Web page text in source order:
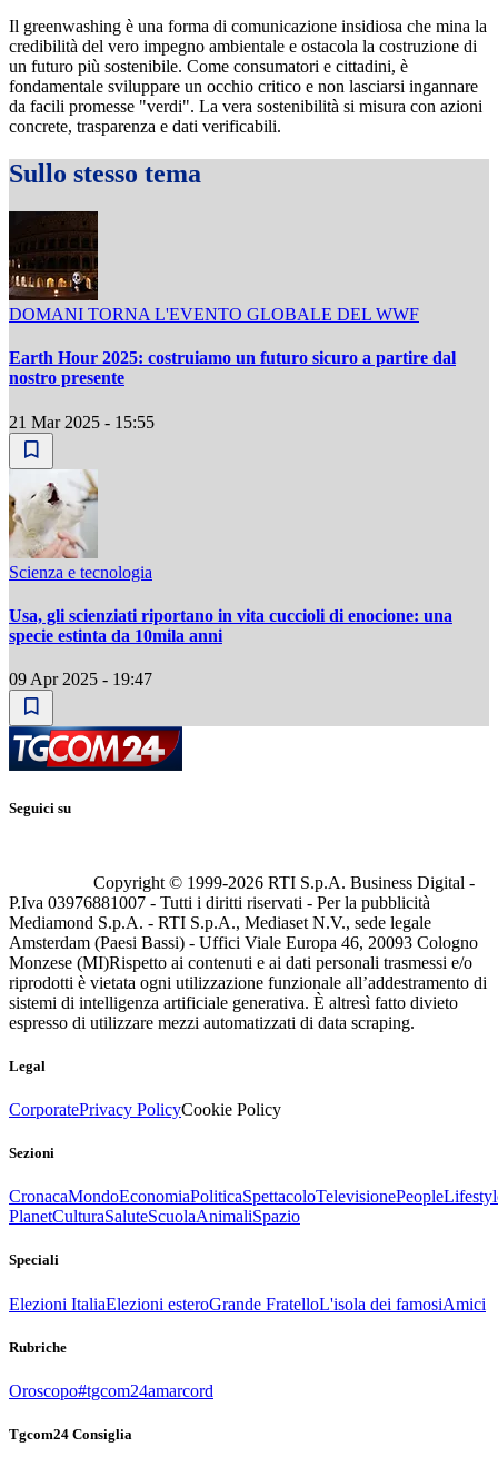
Il greenwashing è una forma di comunicazione insidiosa che mina la
credibilità del vero impegno ambientale e ostacola la costruzione di
un futuro più sostenibile. Come consumatori e cittadini, è
fondamentale sviluppare un occhio critico e non lasciarsi ingannare
da facili promesse "verdi". La vera sostenibilità si misura con azioni
concrete, trasparenza e dati verificabili.
Sullo stesso tema
DOMANI TORNA L'EVENTO GLOBALE DEL WWF
Earth Hour 2025: costruiamo un futuro sicuro a partire dal
nostro presente
21 Mar 2025 - 15:55
Scienza e tecnologia
Usa, gli scienziati riportano in vita cuccioli di enocione: una
specie estinta da 10mila anni
09 Apr 2025 - 19:47
Seguici su
Copyright © 1999-2026 RTI S.p.A. Business Digital -
P.Iva 03976881007 - Tutti i diritti riservati - Per la pubblicità
Mediamond S.p.A. - RTI S.p.A., Mediaset N.V., sede legale
Amsterdam (Paesi Bassi) - Uffici Viale Europa 46, 20093 Cologno
Monzese (MI)Rispetto ai contenuti e ai dati personali trasmessi e/o
riprodotti è vietata ogni utilizzazione funzionale all’addestramento di
sistemi di intelligenza artificiale generativa. È altresì fatto divieto
espresso di utilizzare mezzi automatizzati di data scraping.
Legal
CorporatePrivacy PolicyCookie Policy
Sezioni
CronacaMondoEconomiaPoliticaSpettacoloTelevisionePeople
PlanetCulturaSaluteScuolaAnimaliSpazio
Speciali
Elezioni ItaliaElezioni esteroGrande FratelloL'isola dei famosiAmici
Rubriche
Oroscopo#tgcom24amarcord
Tgcom24 Consiglia